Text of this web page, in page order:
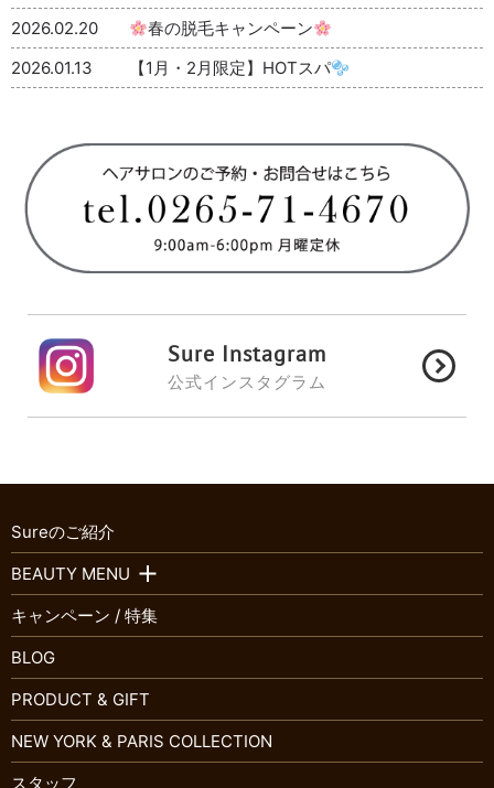
2026.02.20
春の脱毛キャンペーン
2026.01.13
【1月・2月限定】HOTスパ
Sure Instagram
公式インスタグラム
Sureのご紹介
BEAUTY MENU
キャンペーン / 特集
BLOG
PRODUCT & GIFT
NEW YORK & PARIS COLLECTION
スタッフ